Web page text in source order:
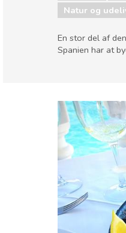
Natur og
En stor del af
Spanien har at
Børn og
Sport og